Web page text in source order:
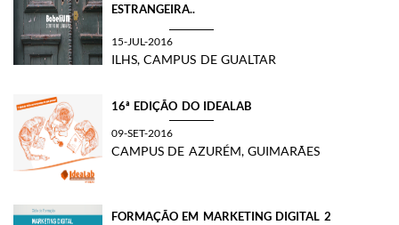
ESTRANGEIRA..
15-JUL-2016
ILHS, CAMPUS DE GUALTAR
16ª EDIÇÃO DO IDEALAB
09-SET-2016
CAMPUS DE AZURÉM, GUIMARÃES
FORMAÇÃO EM MARKETING DIGITAL 2